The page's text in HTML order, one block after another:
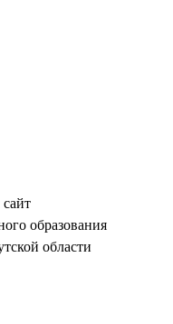
образования
области